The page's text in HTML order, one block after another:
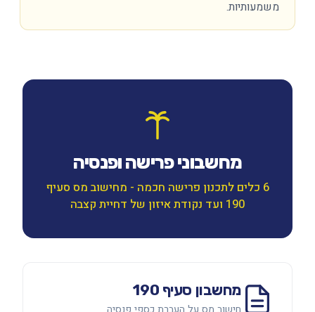
משמעותיות.
מחשבוני פרישה ופנסיה
6 כלים לתכנון פרישה חכמה - מחישוב מס סעיף
190 ועד נקודת איזון של דחיית קצבה
מחשבון סעיף 190